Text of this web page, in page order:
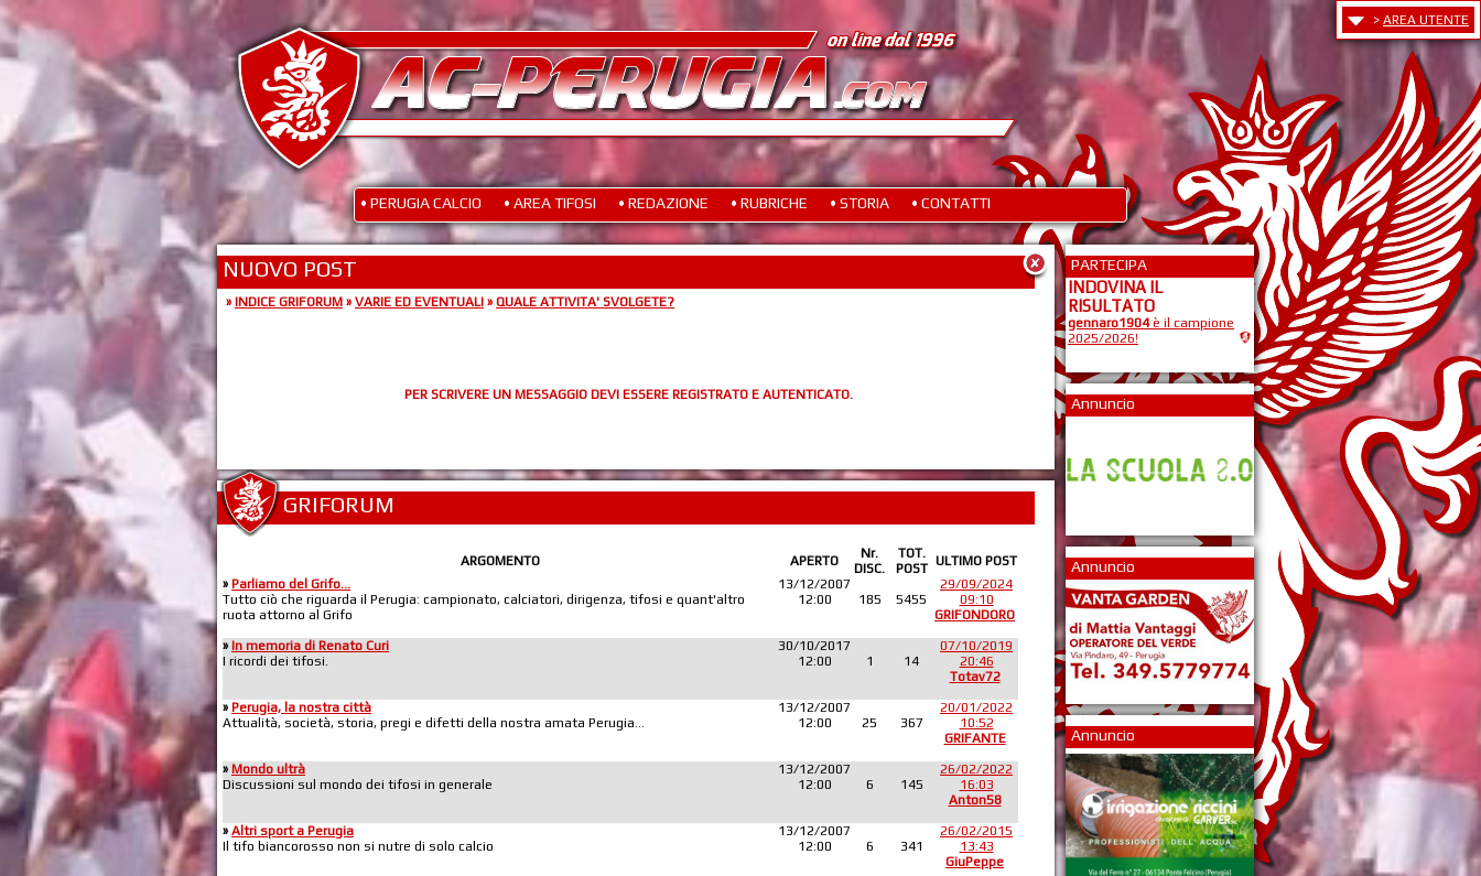
> AREA UTENTE
• PERUGIA CALCIO • AREA TIFOSI • REDAZIONE • RUBRICHE • STORIA • CONTATTI
NUOVO POST
» INDICE GRIFORUM » VARIE ED EVENTUALI » QUALE ATTIVITA' SVOLGETE?
PER SCRIVERE UN MESSAGGIO DEVI ESSERE REGISTRATO E AUTENTICATO.
GRIFORUM
ARGOMENTO APERTO
Nr.
DISC.
TOT.
POST ULTIMO POST
» Parliamo del Grifo...
Tutto ciò che riguarda il Perugia: campionato, calciatori, dirigenza, tifosi e quant'altro
ruota attorno al Grifo
13/12/2007
12:00
185 5455
29/09/2024
09:10
GRIFONDORO
» In memoria di Renato Curi
I ricordi dei tifosi.
30/10/2017
12:00
1 14
07/10/2019
20:46
Totav72
» Perugia, la nostra città
Attualità, società, storia, pregi e difetti della nostra amata Perugia...
13/12/2007
12:00
25 367
20/01/2022
10:52
GRIFANTE
» Mondo ultrà
Discussioni sul mondo dei tifosi in generale
13/12/2007
12:00
6 145
26/02/2022
16:03
Anton58
» Altri sport a Perugia
Il tifo biancorosso non si nutre di solo calcio
13/12/2007
12:00
6 341
26/02/2015
13:43
GiuPeppe
PARTECIPA
INDOVINA IL
RISULTATO
gennaro1904è il campione
2025/2026!
Annuncio
Annuncio
Annuncio